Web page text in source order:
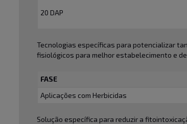
20 DAP
Tecnologias específicas para potencializar
fisiológicos para melhor estabelecimento e
FASE
Aplicações com Herbicidas
Solução específica para reduzir a